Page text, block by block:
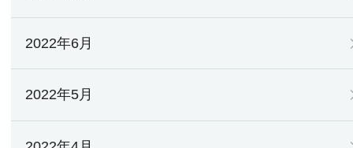
2022年6月
2022年5月